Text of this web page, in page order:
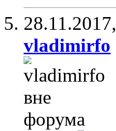
28.11.2017,
vladimirfo